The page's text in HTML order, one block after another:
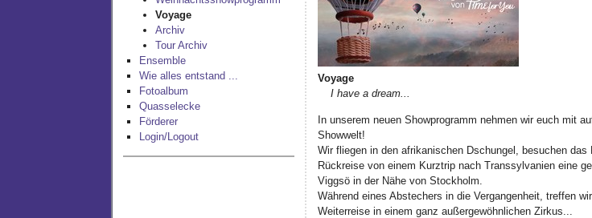
Voyage
Archiv
Tour Archiv
Ensemble
Wie alles entstand ...
Fotoalbum
Quasselecke
Förderer
Login/Logout
Voyage
I have a dream...
In unserem neuen Showprogramm nehmen wir euch mit
Showwelt!
Wir fliegen in den afrikanischen Dschungel, besuchen
Rückreise von einem Kurztrip nach Transsylvanien eine
Viggsö in der Nähe von Stockholm.
Während eines Abstechers in die Vergangenheit, treffen
Weiterreise in einem ganz außergewöhnlichen Zirkus...